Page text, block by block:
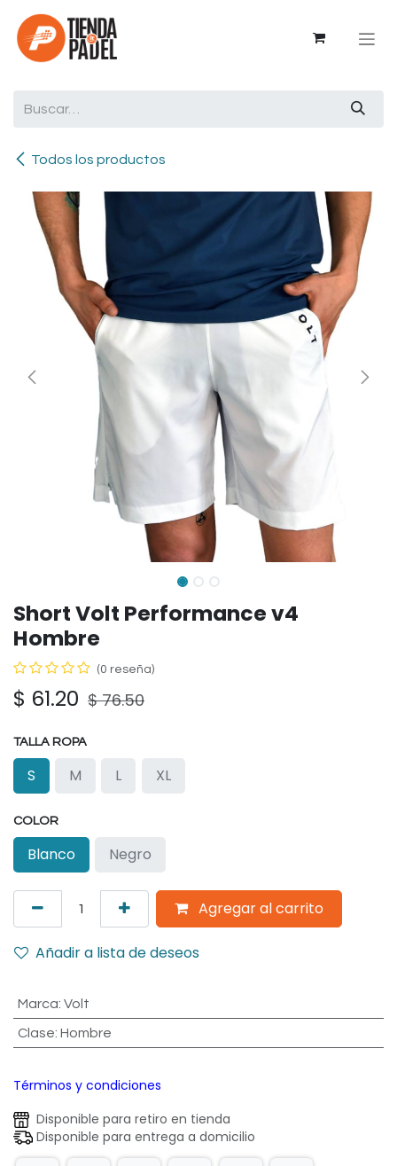
Ir al contenido
Todos los productos
Short Volt Performance v4
Hombre
(0 reseña)
$ 61.20 $76.50
TALLA ROPA
S M L XL
COLOR
Blanco Negro
Agregar al carrito
Añadir a lista de deseos
Marca: Volt
Clase: Hombre
Términos y condiciones
Disponible para retiro en tienda
Disponible para entrega a domicilio